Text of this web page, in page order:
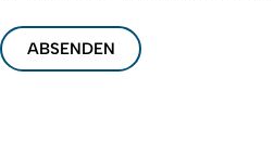
ABSENDEN